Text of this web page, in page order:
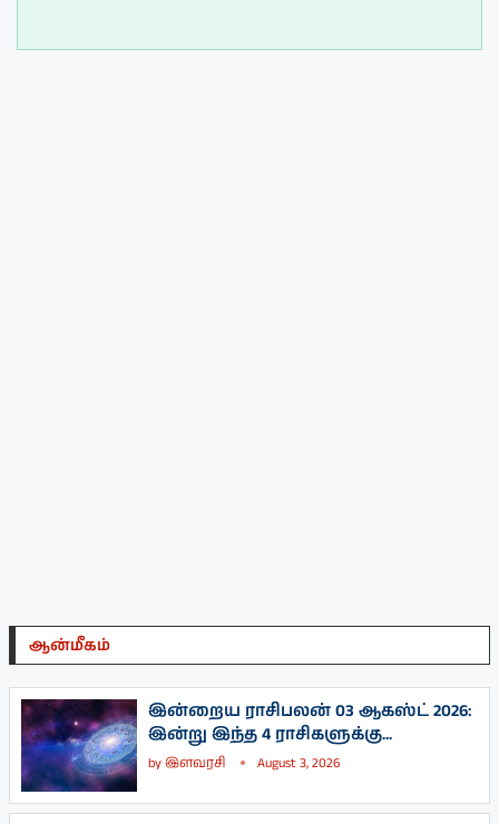
ஆன்மீகம்
இன்றைய ராசிபலன் 03 ஆகஸ்ட் 2026:
இன்று இந்த 4 ராசிகளுக்கு...
byஇளவரசி August 3, 2026